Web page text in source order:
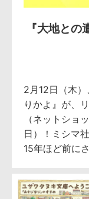
『大地と
2月12日（木
りかよ』が、
（ネットショ
日）！ミシマ
15年ほど前に